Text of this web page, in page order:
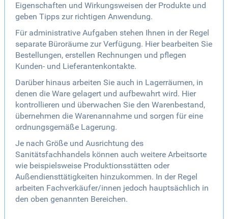
Eigenschaften und Wirkungsweisen der Produkte und
geben Tipps zur richtigen Anwendung.
Für administrative Aufgaben stehen Ihnen in der Regel
separate Büroräume zur Verfügung. Hier bearbeiten Sie
Bestellungen, erstellen Rechnungen und pflegen
Kunden- und Lieferantenkontakte.
Darüber hinaus arbeiten Sie auch in Lagerräumen, in
denen die Ware gelagert und aufbewahrt wird. Hier
kontrollieren und überwachen Sie den Warenbestand,
übernehmen die Warenannahme und sorgen für eine
ordnungsgemäße Lagerung.
Je nach Größe und Ausrichtung des
Sanitätsfachhandels können auch weitere Arbeitsorte
wie beispielsweise Produktionsstätten oder
Außendiensttätigkeiten hinzukommen. In der Regel
arbeiten Fachverkäufer/innen jedoch hauptsächlich in
den oben genannten Bereichen.